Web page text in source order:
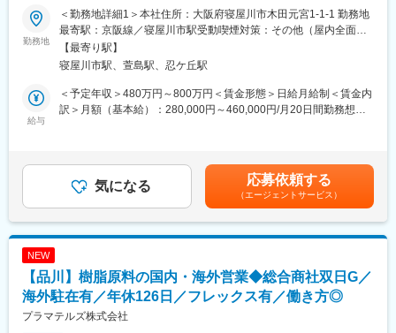
変更の範囲：会社の定める業務
■募集概要：
当社では現在、様々な新製品開発のプロジェクトが進行しており
ます。
その中でも小型電動プロジェクトでは、海外（インド）に向けた2
輪・3輪のEV向け製品に取り組んでおり、開発・量産化・市場規
模拡大に向けたプロジェクトが進行中です。
今回は、インドを始めとした新規サプライヤの開拓をメインとす
る調達・購買担当を募集いたします。
◇インド／中国をはじめとしたアセアン全域での新規サプライヤ
開拓
※モーター部品、インバーター部品及びそれに関連する周辺部品
■業務の特徴：
・本プロジェクトはインドにて生産を行っております。
・インドへの出張あり（頻度：5～10回／年、1回につき1週間程
勤務地
＜勤務地詳細1＞本社住所：大阪府寝屋川市木田元宮1-1-1 勤務地
最寄駅：京阪線／寝屋川市駅受動喫煙対策：その他（屋内全面禁
煙 (屋外指定喫煙所あり)）＜勤務地詳細2＞インド住所：海外 受
動喫煙対策：その他（現地受動喫煙対策による）変更の範囲：会
【最寄り駅】
寝屋川市駅、萱島駅、忍ケ丘駅
給与
＜予定年収＞480万円～800万円＜賃金形態＞日給月給制＜賃金内
訳＞月額（基本給）：280,000円～460,000円/月20日間勤務想定
各種手当が別途発生します。賃金はあくまでも目安の金額であ
り、選考を通じて上下する可能性があります。月給(月額)は固定手
気になる 応募依頼する
（エージェントサービス）
NEW
【品川】樹脂原料の国内・海外営業◆総合商社双日G／
海外駐在有／年休126日／フレックス有／働き方◎
プラマテルズ株式会社